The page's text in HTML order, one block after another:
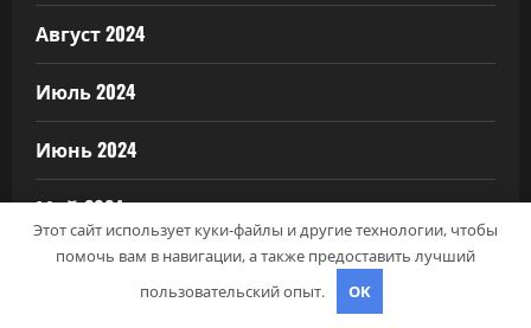
Август 2024
Июль 2024
Июнь 2024
Май 2024
Апрель 2024
Этот сайт использует куки-файлы и другие технологии, чтобы
помочь вам в навигации, а также предоставить лучший
пользовательский опыт.
OK